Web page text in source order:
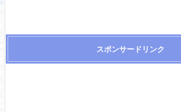
スポンサードリンク